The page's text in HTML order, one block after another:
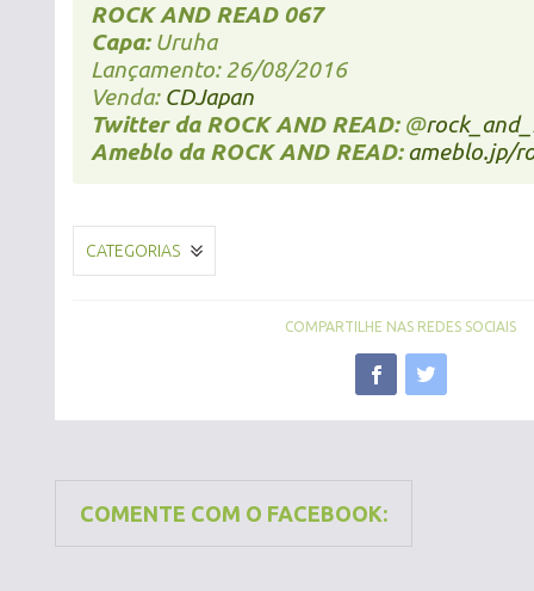
ROCK AND READ 067
Capa:Uruha
Lançamento: 26/08/2016
Venda: CDJapan
Twitter da ROCK AND READ:@
Ameblo da ROCK AND READ: ameblo.jp/
CATEGORIAS
COMPARTILHE NAS REDES SOCIAIS
COMENTE COM O FACEBOOK: